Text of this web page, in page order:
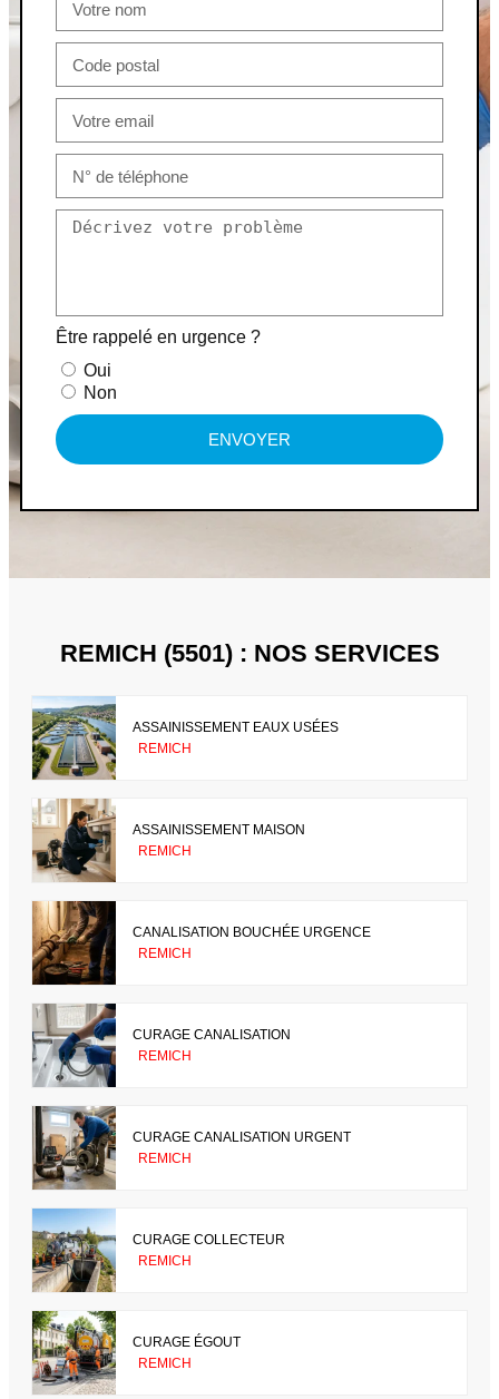
Être rappelé en urgence ?
Oui
Non
ENVOYER
REMICH (5501) : NOS SERVICES
ASSAINISSEMENT EAUX USÉES
REMICH
ASSAINISSEMENT MAISON
REMICH
CANALISATION BOUCHÉE URGENCE
REMICH
CURAGE CANALISATION
REMICH
CURAGE CANALISATION URGENT
REMICH
CURAGE COLLECTEUR
REMICH
CURAGE ÉGOUT
REMICH